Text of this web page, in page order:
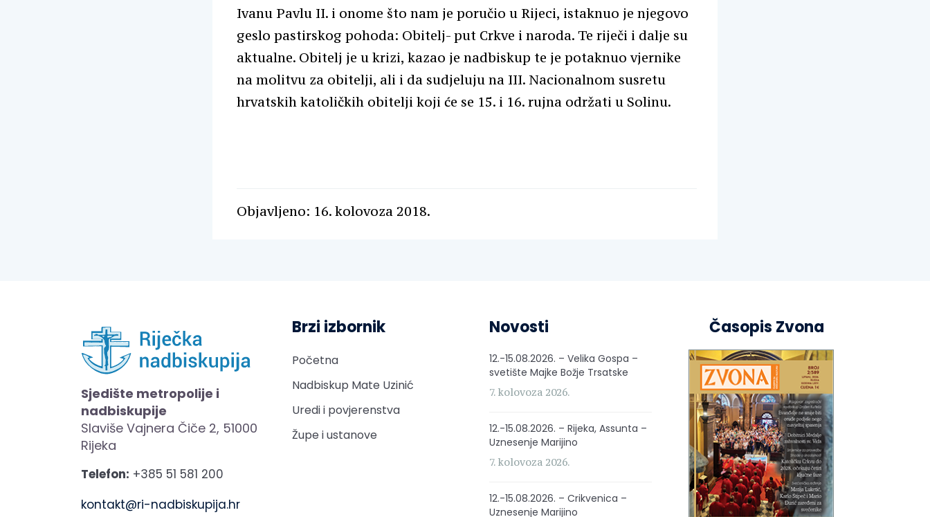
Ivanu Pavlu II. i onome što nam je poručio u Rijeci, istaknuo je njegovo
geslo pastirskog pohoda: Obitelj- put Crkve i naroda. Te riječi i dalje su
aktualne. Obitelj je u krizi, kazao je nadbiskup te je potaknuo vjernike
na molitvu za obitelji, ali i da sudjeluju na III. Nacionalnom susretu
hrvatskih katoličkih obitelji koji će se 15. i 16. rujna održati u Solinu.
Objavljeno: 16. kolovoza 2018.
Sjedište metropolije i
nadbiskupije
Slaviše Vajnera Čiče 2, 51000
Rijeka
Telefon: +385 51 581 200
kontakt@ri-nadbiskupija.hr
Brzi izbornik
Početna
Nadbiskup Mate Uzinić
Uredi i povjerenstva
Župe i ustanove
Novosti
12.-15.08.2026. – Velika Gospa –
svetište Majke Božje Trsatske
7. kolovoza 2026.
12.-15.08.2026. – Rijeka, Assunta –
Uznesenje Marijino
7. kolovoza 2026.
12.-15.08.2026. – Crikvenica –
Uznesenje Marijino
Časopis Zvona